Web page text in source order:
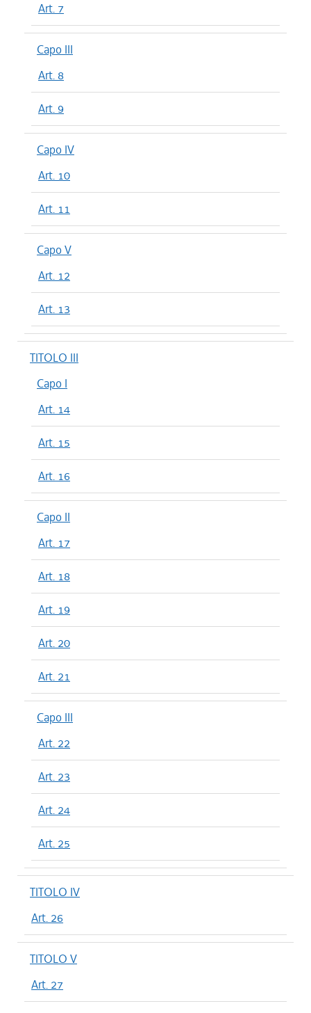
Art. 7
Capo III
Art. 8
Art. 9
Capo IV
Art. 10
Art. 11
Capo V
Art. 12
Art. 13
TITOLO III
Capo I
Art. 14
Art. 15
Art. 16
Capo II
Art. 17
Art. 18
Art. 19
Art. 20
Art. 21
Capo III
Art. 22
Art. 23
Art. 24
Art. 25
TITOLO IV
Art. 26
TITOLO V
Art. 27